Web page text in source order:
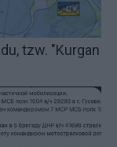
tzw. "Kurgan